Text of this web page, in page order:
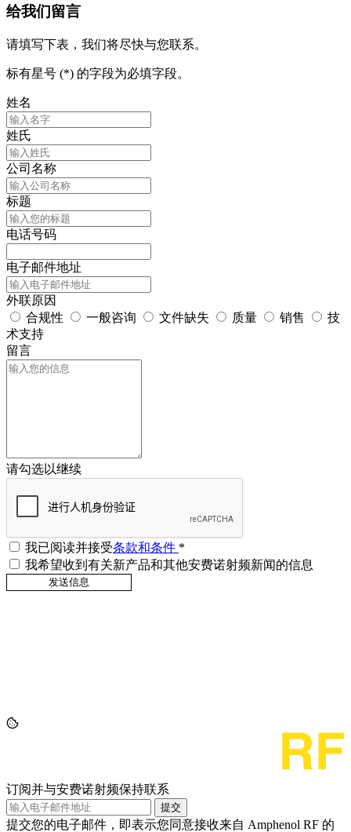
给我们留言
请填写下表，我们将尽快与您联系。
标有星号 (*) 的字段为必填字段。
姓名
姓氏
公司名称
标题
电话号码
电子邮件地址
外联原因
合规性
一般咨询 文件缺失 质量 销售
技
术支持
留言
请勾选以继续
我已阅读并接受条款和条件 *
我希望收到有关新产品和其他安费诺射频新闻的信息
订阅并与安费诺射频保持联系
提交
提交您的电子邮件，即表示您同意接收来自 Amphenol RF 的